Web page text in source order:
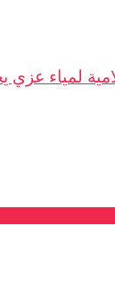
لمياء عزي